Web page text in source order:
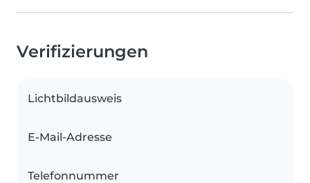
Verifizierungen
Lichtbildausweis
E-Mail-Adresse
Telefonnummer